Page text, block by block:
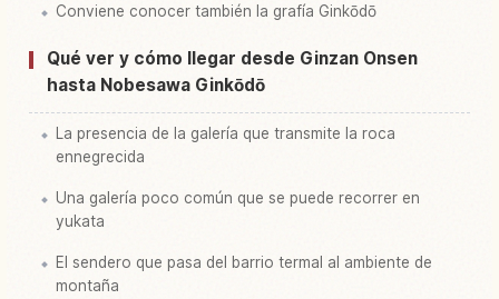
Conviene conocer también la grafía Ginkōdō
Qué ver y cómo llegar desde Ginzan Onsen
hasta Nobesawa Ginkōdō
La presencia de la galería que transmite la roca
ennegrecida
Una galería poco común que se puede recorrer en
yukata
El sendero que pasa del barrio termal al ambiente de
montaña